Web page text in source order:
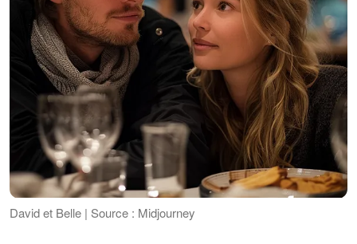
David et Belle | Source : Midjourney